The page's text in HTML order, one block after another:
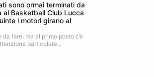
sono ormai terminati da
al Basketball Club Lucca
i motori girano al
da fare, ma al primo posto c’è
particolare...